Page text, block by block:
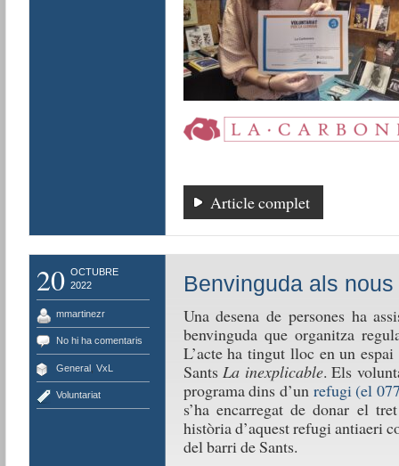
Article complet
20 OCTUBRE
2022
mmartinezr
No hi ha comentaris
General, VxL
Voluntariat
Benvinguda als
Una desena de persones ha
benvinguda que organitza
L’acte ha tingut lloc en un
SantsLa inexplicable. Els
programa dins d’un refugi (el
s’ha encarregat de donar el
història d’aquest refugi antiaeri
del barri de Sants.